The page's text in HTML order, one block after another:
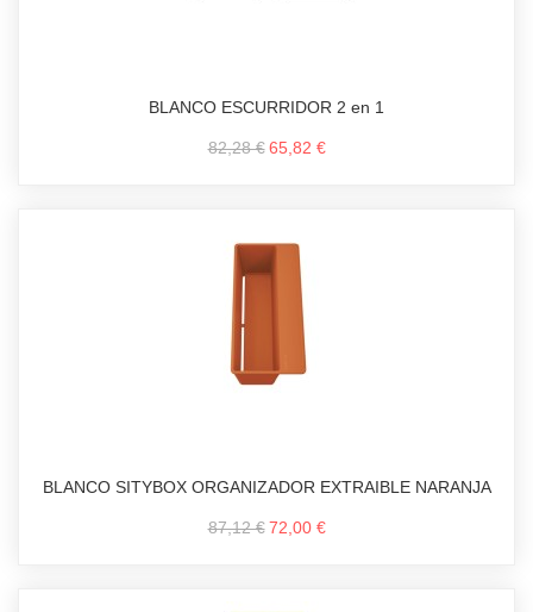
BLANCO ESCURRIDOR 2 en 1
82,28 € 65,82 €
BLANCO SITYBOX ORGANIZADOR EXTRAIBLE NARANJA
87,12 € 72,00 €